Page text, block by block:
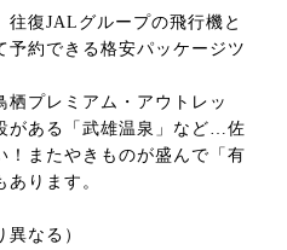
復JALグループの飛行機と
予約できる格安パッケージツ
栖プレミアム・アウトレッ
がある「武雄温泉」など…佐
！またやきものが盛んで「有
ります。
なる）